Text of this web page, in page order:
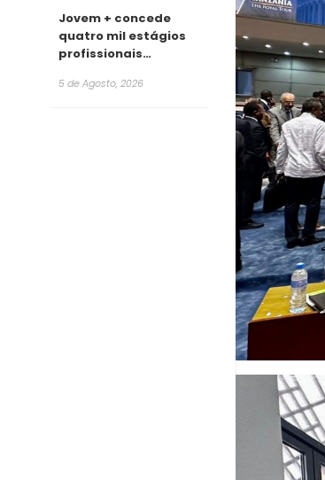
Jovem + concede
quatro mil estágios
profissionais
2026
5 de Agosto, 2026